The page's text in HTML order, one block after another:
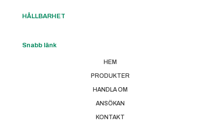
HÅLLBARHET
Snabb länk
HEM
PRODUKTER
HANDLA OM
ANSÖKAN
KONTAKT